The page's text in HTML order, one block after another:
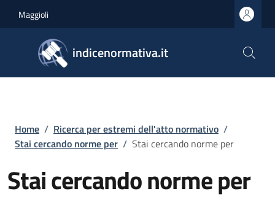
Maggioli
indicenormativa.it
Briciole di pane
Home / Ricerca per estremi dell'atto normativo /
Stai cercando norme per / Stai cercando norme per
Stai cercando norme per